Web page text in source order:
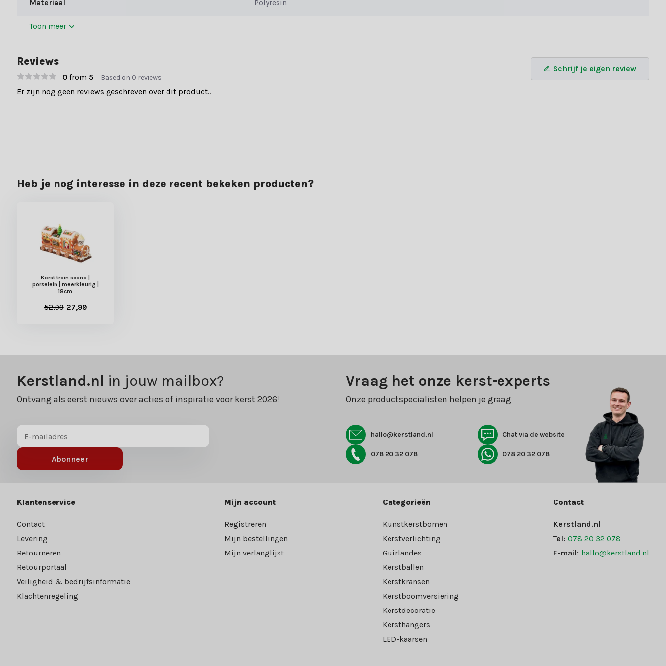
Materiaal Polyresin
Toon meer
Reviews
0from 5 Based on 0 reviews
Schrijf je eigen review
Er zijn nog geen reviews geschreven over dit product..
Heb je nog interesse in deze recent bekeken producten?
Kerst trein scene |
porselein | meerkleurig |
18cm
52,99 27,99
Kerstland.nl in jouw mailbox?
Ontvang als eerst nieuws over acties of inspiratie voor kerst 2026!
Abonneer
Vraag het onze kerst-experts
Onze productspecialisten helpen je graag
hallo@kerstland.nl Chat via de website
078 20 32 078 078 20 32 078
Klantenservice
Contact
Levering
Retourneren
Retourportaal
Veiligheid & bedrijfsinformatie
Klachtenregeling
Mijn account
Registreren
Mijn bestellingen
Mijn verlanglijst
Categorieën
Kunstkerstbomen
Kerstverlichting
Guirlandes
Kerstballen
Kerstkransen
Kerstboomversiering
Kerstdecoratie
Kersthangers
LED-kaarsen
Contact
Kerstland.nl
Tel: 078 20 32 078
E-mail: hallo@kerstland.nl